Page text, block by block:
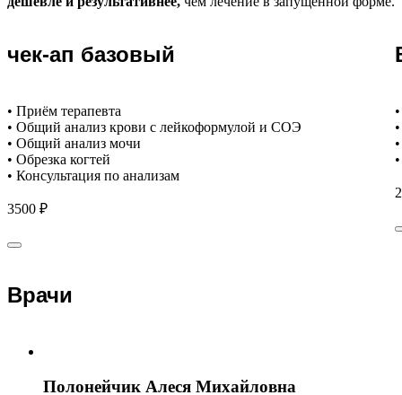
чек-ап базовый
• Приём терапевта
• Общий анализ крови с лейкоформулой и СОЭ
• Общий анализ мочи
• Обрезка когтей
• Консультация по анализам
3500 ₽
Врачи
Полонейчик Алеся Михайловна